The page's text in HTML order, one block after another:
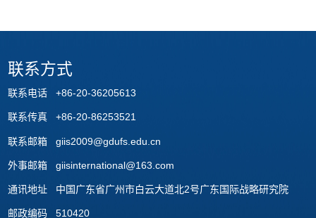
联系方式
联系电话 +86-20-36205613
联系传真 +86-20-86253521
联系邮箱 giis2009@gdufs.edu.cn
外事邮箱 giisinternational@163.com
通讯地址 中国广东省广州市白云大道北2号广东国际战略研究院
邮政编码 510420